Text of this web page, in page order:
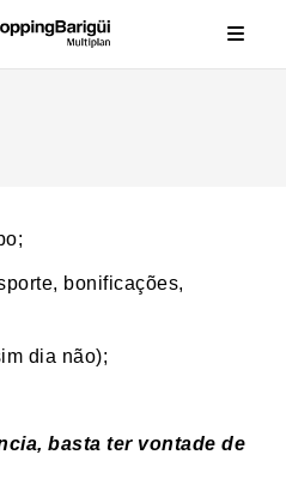
bonificações,
dia não);
basta ter vontade de